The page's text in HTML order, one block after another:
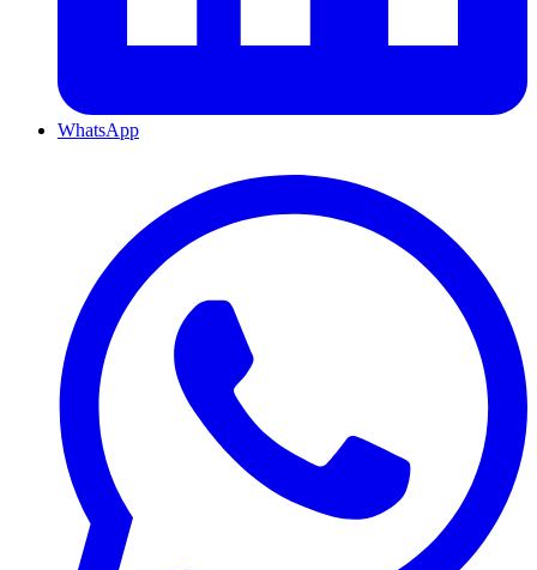
WhatsApp